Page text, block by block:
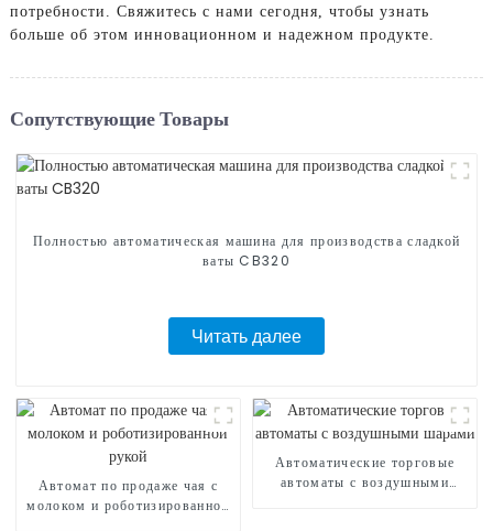
потребности. Свяжитесь с нами сегодня, чтобы узнать
больше об этом инновационном и надежном продукте.
Сопутствующие Товары
Полностью автоматическая машина для производства сладкой
ваты CB320
Читать далее
Автомат по продаже чая с
молоком и роботизированной
Автоматические торговые
автоматы с воздушными